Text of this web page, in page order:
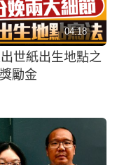
04:18
世紙出生地點之
勵金